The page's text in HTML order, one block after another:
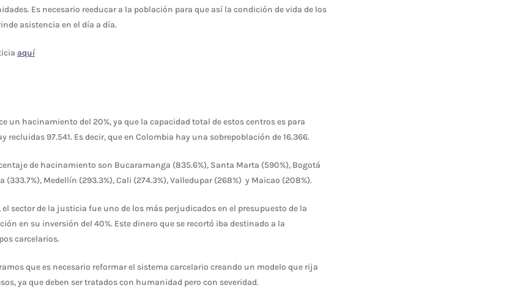
Es necesario reeducar a la población para que así la condición de vida de los
asistencia en el día a día.
aquí
un hacinamiento del 20%, ya que la capacidad total de estos centros es para
recluidas 97.541. Es decir, que en Colombia hay una sobrepoblación de 16.366.
de hacinamiento son Bucaramanga (835.6%), Santa Marta (590%), Bogotá
(333.7%), Medellín (293.3%), Cali (274.3%), Valledupar (268%) y Maicao (208%).
sector de la justicia fue uno de los más perjudicados en el presupuesto de la
en su inversión del 40%. Este dinero que se recortó iba destinado a la
carcelarios.
que es necesario reformar el sistema carcelario creando un modelo que rija
ya que deben ser tratados con humanidad pero con severidad.